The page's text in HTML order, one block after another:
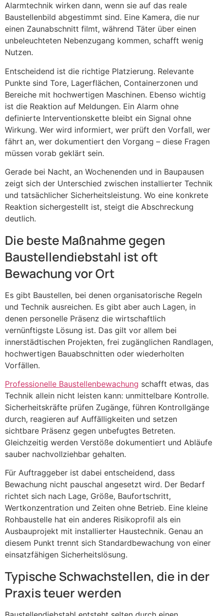
Alarmtechnik wirken dann, wenn sie auf das reale
Baustellenbild abgestimmt sind. Eine Kamera, die nur
einen Zaunabschnitt filmt, während Täter über einen
unbeleuchteten Nebenzugang kommen, schafft wenig
Nutzen.
Entscheidend ist die richtige Platzierung. Relevante
Punkte sind Tore, Lagerflächen, Containerzonen und
Bereiche mit hochwertigen Maschinen. Ebenso wichtig
ist die Reaktion auf Meldungen. Ein Alarm ohne
definierte Interventionskette bleibt ein Signal ohne
Wirkung. Wer wird informiert, wer prüft den Vorfall, wer
fährt an, wer dokumentiert den Vorgang – diese Fragen
müssen vorab geklärt sein.
Gerade bei Nacht, an Wochenenden und in Baupausen
zeigt sich der Unterschied zwischen installierter Technik
und tatsächlicher Sicherheitsleistung. Wo eine konkrete
Reaktion sichergestellt ist, steigt die Abschreckung
deutlich.
Die beste Maßnahme gegen
Baustellendiebstahl ist oft
Bewachung vor Ort
Es gibt Baustellen, bei denen organisatorische Regeln
und Technik ausreichen. Es gibt aber auch Lagen, in
denen personelle Präsenz die wirtschaftlich
vernünftigste Lösung ist. Das gilt vor allem bei
innerstädtischen Projekten, frei zugänglichen Randlagen,
hochwertigen Bauabschnitten oder wiederholten
Vorfällen.
Professionelle Baustellenbewachung schafft etwas, das
Technik allein nicht leisten kann: unmittelbare Kontrolle.
Sicherheitskräfte prüfen Zugänge, führen Kontrollgänge
durch, reagieren auf Auffälligkeiten und setzen
sichtbare Präsenz gegen unbefugtes Betreten.
Gleichzeitig werden Verstöße dokumentiert und Abläufe
sauber nachvollziehbar gehalten.
Für Auftraggeber ist dabei entscheidend, dass
Bewachung nicht pauschal angesetzt wird. Der Bedarf
richtet sich nach Lage, Größe, Baufortschritt,
Wertkonzentration und Zeiten ohne Betrieb. Eine kleine
Rohbaustelle hat ein anderes Risikoprofil als ein
Ausbauprojekt mit installierter Haustechnik. Genau an
diesem Punkt trennt sich Standardbewachung von einer
einsatzfähigen Sicherheitslösung.
Typische Schwachstellen, die in der
Praxis teuer werden